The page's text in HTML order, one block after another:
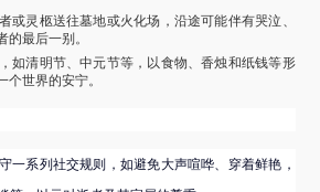
或灵柩送往墓地或火化场，沿途可能伴有哭泣、
的最后一别。
如清明节、中元节等，以食物、香烛和纸钱等形
个世界的安宁。
一系列社交规则，如避免大声喧哗、穿着鲜艳，